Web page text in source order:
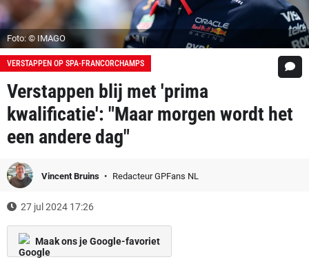
Foto: © IMAGO
VERSTAPPEN OP SPA-FRANCORCHAMPS
Verstappen blij met 'prima
kwalificatie': "Maar morgen wordt het
een andere dag"
Vincent Bruins Redacteur GPFans NL
27 jul 2024 17:26
Maak ons je Google-favoriet